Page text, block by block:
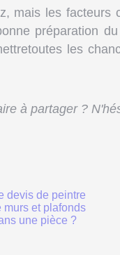
mais les facteurs
préparation
les
à partager ?
devis de peintre
murs et plafonds
une pièce ?